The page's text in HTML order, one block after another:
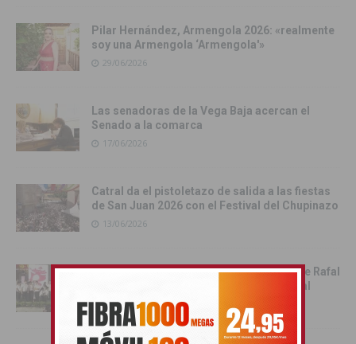
Pilar Hernández, Armengola 2026: «realmente
soy una Armengola ‘Armengola'»
29/06/2026
Las senadoras de la Vega Baja acercan el
Senado a la comarca
17/06/2026
Catral da el pistoletazo de salida a las fiestas
de San Juan 2026 con el Festival del Chupinazo
13/06/2026
Rafal celebra la tercera edición del Día de Rafal
con historia, cultura y convivencia vecinal
13/06/2026